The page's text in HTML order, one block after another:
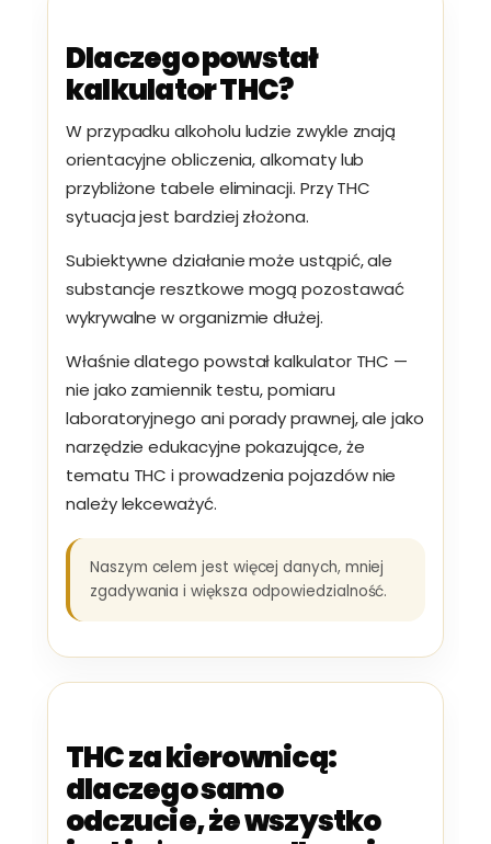
Dlaczego powstał
kalkulator THC?
W przypadku alkoholu ludzie zwykle znają
orientacyjne obliczenia, alkomaty lub
przybliżone tabele eliminacji. Przy THC
sytuacja jest bardziej złożona.
Subiektywne działanie może ustąpić, ale
substancje resztkowe mogą pozostawać
wykrywalne w organizmie dłużej.
Właśnie dlatego powstał kalkulator THC —
nie jako zamiennik testu, pomiaru
laboratoryjnego ani porady prawnej, ale jako
narzędzie edukacyjne pokazujące, że
tematu THC i prowadzenia pojazdów nie
należy lekceważyć.
Naszym celem jest więcej danych, mniej
zgadywania i większa odpowiedzialność.
THC za kierownicą:
dlaczego samo
odczucie, że wszystko